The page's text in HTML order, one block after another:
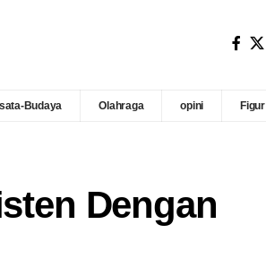
Budaya Olahraga opini Figur
Dengan